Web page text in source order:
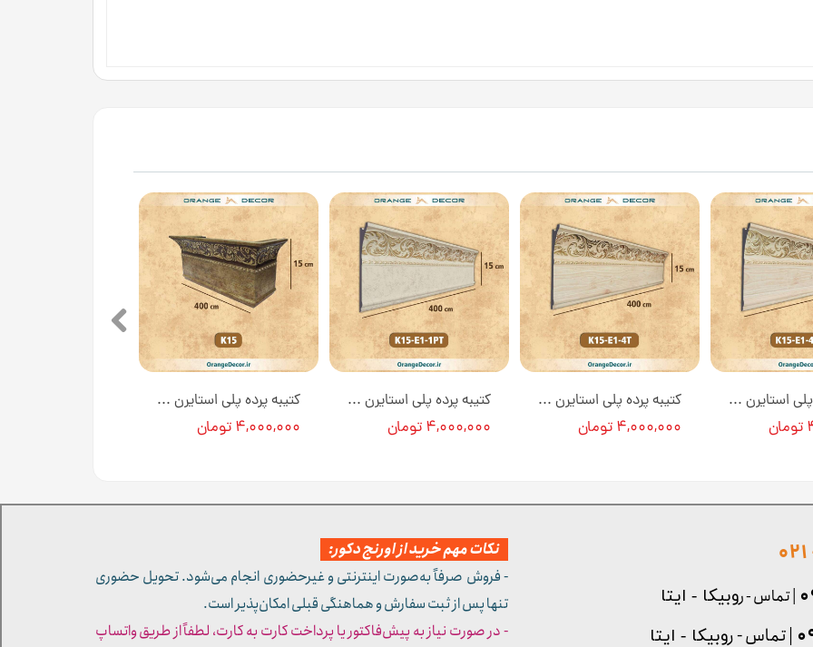
کتیبه پرده پلی استایرن ۱۵ سانت کد K15 [انبار تهران]
۴,۰۰۰,۰۰۰ تومان
کتیبه پرده پلی استایرن ۱۵ سانت کد K15-E1-1PT [انبار تهران]
۴,۰۰۰,۰۰۰ تومان
کتیبه پرده پلی استایرن ۱۵ سانت کد K15-E1-4T [انبار تهران]
۴,۰۰۰,۰۰۰ تومان
کتیبه پرده پلی استایرن ۱۵ سانت کد K15-E1-4TH [انبار تهران]
نکات مهم خرید از اورنج دکور:
- فروش صرفاً به‌صورت اینترنتی و غیرحضوری انجام می‌شود. تحویل حضوری
تنها پس از ثبت سفارش و هماهنگی قبلی امکان‌پذیر است.
- در صورت نیاز به پیش‌فاکتور یا پرداخت کارت به کارت، لطفاً از طریق واتساپ
| تماس - روبیکا - ایتا
| تماس - روبیکا - ایتا